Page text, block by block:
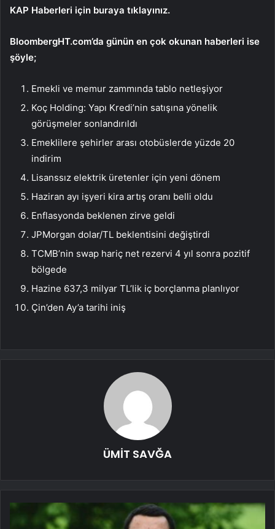
KAP Haberleri için buraya tıklayınız.
BloombergHT.com’da günün en çok okunan haberleri ise
şöyle;
Emekli ve memur zammında tablo netleşiyor
Koç Holding: Yapı Kredi’nin satışına yönelik
görüşmeler sonlandırıldı
Emeklilere şehirler arası otobüslerde yüzde 20
indirim
Lisanssız elektrik üretenler için yeni dönem
Haziran ayı işyeri kira artış oranı belli oldu
Enflasyonda beklenen zirve geldi
JPMorgan dolar/TL beklentisini değiştirdi
TCMB’nin swap hariç net rezervi 4 yıl sonra pozitif
bölgede
Hazine 637,3 milyar TL’lik iç borçlanma planlıyor
Çin’den Ay’a tarihi iniş
ÜMİT SAVĞA